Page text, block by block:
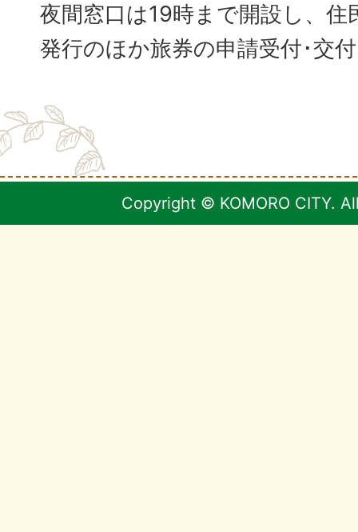
夜間窓口は19時まで開設し、住
発行のほか旅券の申請受付･交
Copyright © KOMORO CITY.